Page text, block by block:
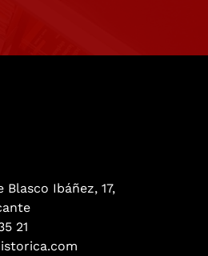
Blasco Ibáñez, 17,
21